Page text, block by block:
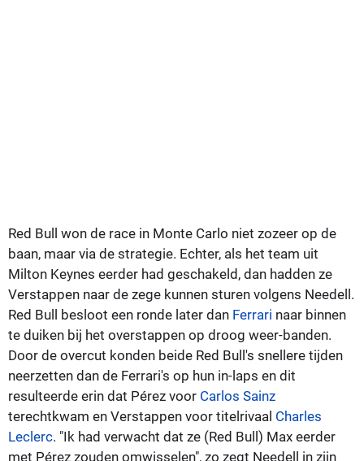
Red Bull won de race in Monte Carlo niet zozeer op de
baan, maar via de strategie. Echter, als het team uit
Milton Keynes eerder had geschakeld, dan hadden ze
Verstappen naar de zege kunnen sturen volgens Needell.
Red Bull besloot een ronde later dan Ferrari naar binnen
te duiken bij het overstappen op droog weer-banden.
Door de overcut konden beide Red Bull's snellere tijden
neerzetten dan de Ferrari's op hun in-laps en dit
resulteerde erin dat Pérez voor Carlos Sainz
terechtkwam en Verstappen voor titelrivaal Charles
Leclerc. "Ik had verwacht dat ze (Red Bull) Max eerder
met Pérez zouden omwisselen", zo zegt Needell in zijn